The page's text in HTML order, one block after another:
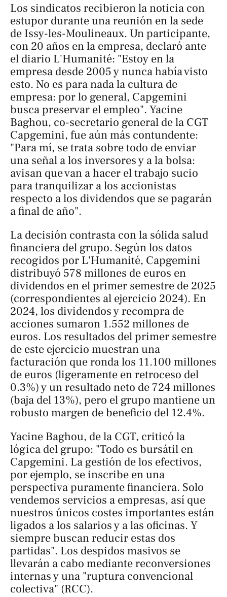
Los sindicatos recibieron la noticia con
estupor durante una reunión en la sede
de Issy-les-Moulineaux. Un participante,
con 20 años en la empresa, declaró ante
el diario L'Humanité: "Estoy en la
empresa desde 2005 y nunca había visto
esto. No es para nada la cultura de
empresa: por lo general, Capgemini
busca preservar el empleo". Yacine
Baghou, co-secretario general de la CGT
Capgemini, fue aún más contundente:
"Para mí, se trata sobre todo de enviar
una señal a los inversores y a la bolsa:
avisan que van a hacer el trabajo sucio
para tranquilizar a los accionistas
respecto a los dividendos que se pagarán
a final de año".
La decisión contrasta con la sólida salud
financiera del grupo. Según los datos
recogidos por L'Humanité, Capgemini
distribuyó 578 millones de euros en
dividendos en el primer semestre de 2025
(correspondientes al ejercicio 2024). En
2024, los dividendos y recompra de
acciones sumaron 1.552 millones de
euros. Los resultados del primer semestre
de este ejercicio muestran una
facturación que ronda los 11.100 millones
de euros (ligeramente en retroceso del
0.3%) y un resultado neto de 724 millones
(baja del 13%), pero el grupo mantiene un
robusto margen de beneficio del 12.4%.
Yacine Baghou, de la CGT, criticó la
lógica del grupo: "Todo es bursátil en
Capgemini. La gestión de los efectivos,
por ejemplo, se inscribe en una
perspectiva puramente financiera. Solo
vendemos servicios a empresas, así que
nuestros únicos costes importantes están
ligados a los salarios y a las oficinas. Y
siempre buscan reducir estas dos
partidas". Los despidos masivos se
llevarán a cabo mediante reconversiones
internas y una "ruptura convencional
colectiva" (RCC).